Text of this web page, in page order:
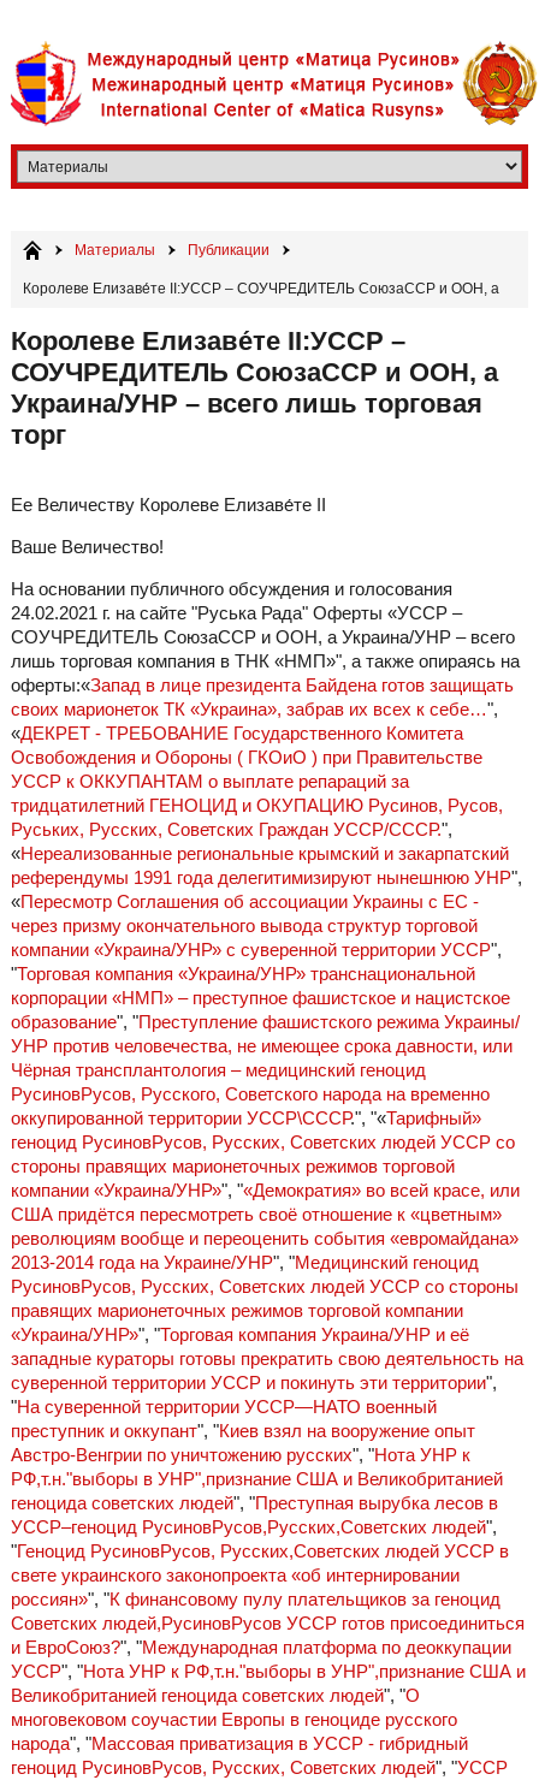
Материалы Публикации
Королеве​ Елизаве́те II:УССР – СОУЧРЕДИТЕЛЬ СоюзаССР и ООН, а
Украина/УНР – всего лишь торговая торг
Королеве​ Елизаве́те II:УССР –
СОУЧРЕДИТЕЛЬ СоюзаССР и ООН, а
Украина/УНР – всего лишь торговая
торг
Ее Величеству Королеве Елизаве́те II
Ваше Величество!
На основании публичного обсуждения и голосования
24.02.2021 г. на сайте "Руська Рада" Оферты «УССР –
СОУЧРЕДИТЕЛЬ СоюзаССР и ООН, а Украина/УНР – всего
лишь торговая компания в ТНК «НМП»", а также опираясь на
оферты:«Запад в лице президента Байдена готов защищать
своих марионеток ТК «Украина», забрав их всех к себе…",
«ДЕКРЕТ - ТРЕБОВАНИЕ Государственного Комитета
Освобождения и Обороны ( ГКОиО ) при Правительстве
УССР к ОККУПАНТАМ о выплате репараций за
тридцатилетний ГЕНОЦИД и ОКУПАЦИЮ Русинов, Русов,
Руських, Русских, Советских Граждан УССР/СССР.",
«Нереализованные региональные крымский и закарпатский
референдумы 1991 года делегитимизируют нынешнюю УНР",
«Пересмотр Соглашения об ассоциации Украины с ЕС -
через призму окончательного вывода структур торговой
компании «Украина/УНР» с суверенной территории УССР",
"Торговая компания «Украина/УНР» транснациональной
корпорации «НМП» – преступное фашистское и нацистское
образование", "Преступление фашистского режима Украины/
УНР против человечества, не имеющее срока давности, или
Чёрная трансплантология – медицинский геноцид
РусиновРусов, Русского, Советского народа на временно
оккупированной территории УССР\СССР.", "«Тарифный»
геноцид РусиновРусов, Русских, Советских людей УССР со
стороны правящих марионеточных режимов торговой
компании «Украина/УНР»", "«Демократия» во всей красе, или
США придётся пересмотреть своё отношение к «цветным»
революциям вообще и переоценить события «евромайдана»
2013-2014 года на Украине/УНР", "Медицинский геноцид
РусиновРусов, Русских, Советских людей УССР со стороны
правящих марионеточных режимов торговой компании
«Украина/УНР»", "Торговая компания Украина/УНР и её
западные кураторы готовы прекратить свою деятельность на
суверенной территории УССР и покинуть эти территории",
"На суверенной территории УССР—НАТО военный
преступник и оккупант", "Киев взял на вооружение опыт
Австро-Венгрии по уничтожению русских", "Нота УНР к
РФ,т.н."выборы в УНР",признание США и Великобританией
геноцида советских людей", "Преступная вырубка лесов в
УССР–геноцид РусиновРусов,Русских,Советских людей",
"Геноцид РусиновРусов, Русских,Советских людей УССР в
свете украинского законопроекта «об интернировании
россиян»", "К финансовому пулу плательщиков за геноцид
Советских людей,РусиновРусов УССР готов присоединиться
и ЕвроСоюз?", "Международная платформа по деоккупации
УССР", "Нота УНР к РФ,т.н."выборы в УНР",признание США и
Великобританией геноцида советских людей", "О
многовековом соучастии Европы в геноциде русского
народа", "Массовая приватизация в УССР - гибридный
геноцид РусиновРусов, Русских, Советских людей", "УССР